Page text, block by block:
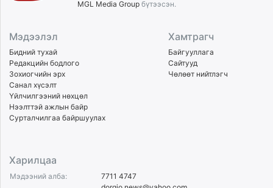
MGL Media Group бүтээсэн.
Мэдээлэл
Бидний тухай
Редакцийн бодлого
Зохиогчийн эрх
Санал хүсэлт
Үйлчилгээний нөхцөл
Нээлттэй ажлын байр
Сурталчилгаа байршуулах
Хамтрагч
Байгууллага
Сайтууд
Чөлөөт нийтлэгч
Харилцаа
Мэдээний алба:
7711 4747